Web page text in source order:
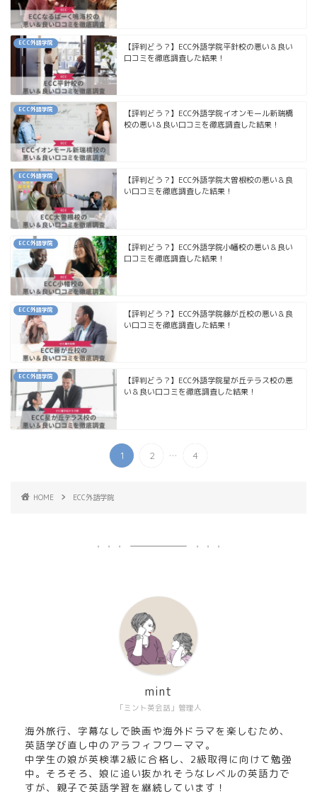
ECC外語学院
【評判どう？】ECC外語学院平針校の悪い＆良い
口コミを徹底調査した結果！
ECC外語学院
【評判どう？】ECC外語学院イオンモール新瑞橋
校の悪い＆良い口コミを徹底調査した結果！
ECC外語学院
【評判どう？】ECC外語学院大曽根校の悪い＆良
い口コミを徹底調査した結果！
ECC外語学院
【評判どう？】ECC外語学院小幡校の悪い＆良い
口コミを徹底調査した結果！
ECC外語学院
【評判どう？】ECC外語学院藤が丘校の悪い＆良
い口コミを徹底調査した結果！
ECC外語学院
【評判どう？】ECC外語学院星が丘テラス校の悪
い＆良い口コミを徹底調査した結果！
1 2 ... 4
HOME ECC外語学院
「ミント英会話」管理人
mint
海外旅行、字幕なしで映画や海外ドラマを楽しむため、
英語学び直し中のアラフィフワーママ。
中学生の娘が英検準2級に合格し、2級取得に向けて勉強
中。そろそろ、娘に追い抜かれそうなレベルの英語力で
すが、親子で英語学習を継続しています！